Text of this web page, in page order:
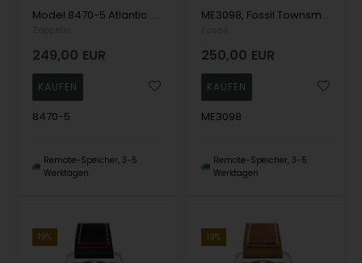
Model 8470-5 Atlantic Miyota 8217 Herre uhr
249,00 EUR
8470-5
Remote-Speicher, 3-5
Werktagen
ME3098, Fossil Townsman Automatik Herre m/rem
250,00 EUR
ME3098
Remote-Speicher, 3-5
Werktagen
19% 19%